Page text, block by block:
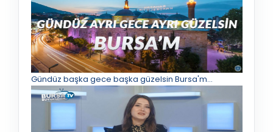
Gündüz başka gece başka güzelsin Bursa'm...